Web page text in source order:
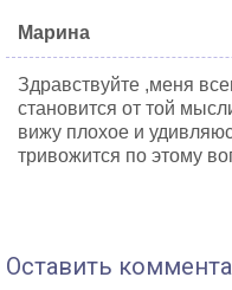
Марина
Здравствуйте ,меня
становится от той
вижу плохое и
тривожится по этому
Оставить